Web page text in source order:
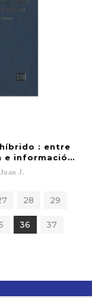
Colonial
: entre
e información :
Juan J.
28 29
36 37